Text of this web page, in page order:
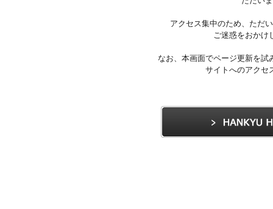
アクセス集中のため、ただ
ご迷惑をおかけ
なお、本画面でページ更新を
サイトへのアクセ